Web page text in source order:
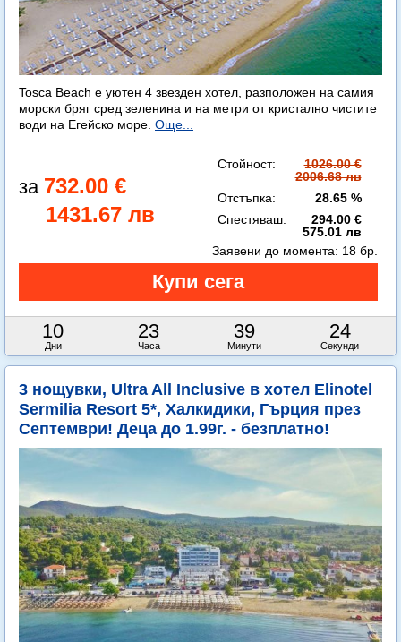
Tosca Beach е уютен 4 звезден хотел, разположен на самия
морски бряг сред зеленина и на метри от кристално чистите
води на Егейско море. Още...
732.00 €
1431.67 лв
Стойност:
1026.00 €
2006.68 лв
Отстъпка:
28.65 %
Спестяваш:
294.00 €
575.01 лв
10
Дни
23
Часа
39
Минути
22
Секунди
Заявени до момента: 18 бр.
3 нощувки, Ultra All Inclusive в хотел Elinotel
Sermilia Resort 5*, Халкидики, Гърция през
Септември! Деца до 1.99г. - безплатно!